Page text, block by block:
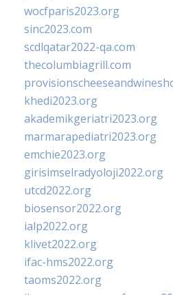
wocfparis2023.org
sinc2023.com
scdlqatar2022-qa.com
thecolumbiagrill.com
khedi2023.org
akademikgeriatri2023.org
marmarapediatri2023.org
emchie2023.org
girisimselradyoloji2022.org
utcd2022.org
biosensor2022.org
ialp2022.org
klivet2022.org
ifac-hms2022.org
taoms2022.org